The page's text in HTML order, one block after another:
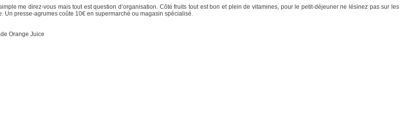
me direz-vous mais tout est question d’organisation. Côté fruits tout est bon et plein de vitamines, pour le petit-déjeuner ne lésinez pas sur les
Un presse-agrumes coûte 10€ en supermarché ou magasin spécialisé.